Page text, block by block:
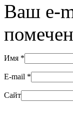
Ваш e-
Имя *
E-mail *
Сайт